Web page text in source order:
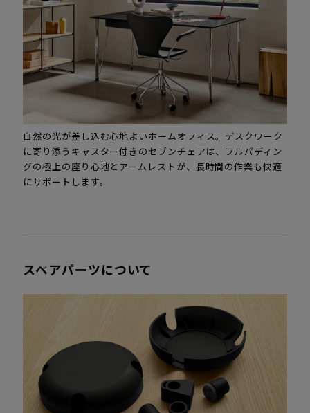
自然の光が差し込む心地よいホームオフィス。デスクワーク
に寄り添うキャスター付きのセブンチェアは、フルパディン
グの極上の座り心地とアームレストが、長時間の作業も快適
にサポートします。
スペアパーツについて